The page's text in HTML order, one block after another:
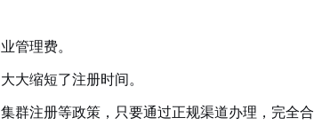
管理费。
大缩短了注册时间。
群注册等政策，只要通过正规渠道办理，完全合